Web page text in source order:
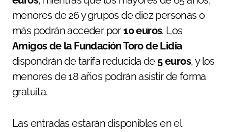
menores de 26 y grupos de diez personas o
más podrán acceder por10 euros. Los
Amigos de la Fundación Toro de Lidia
dispondrán de tarifa reducida de 5 euros, y los
menores de 18 años podrán asistir de forma
gratuita.
Las entradas estarán disponibles en el